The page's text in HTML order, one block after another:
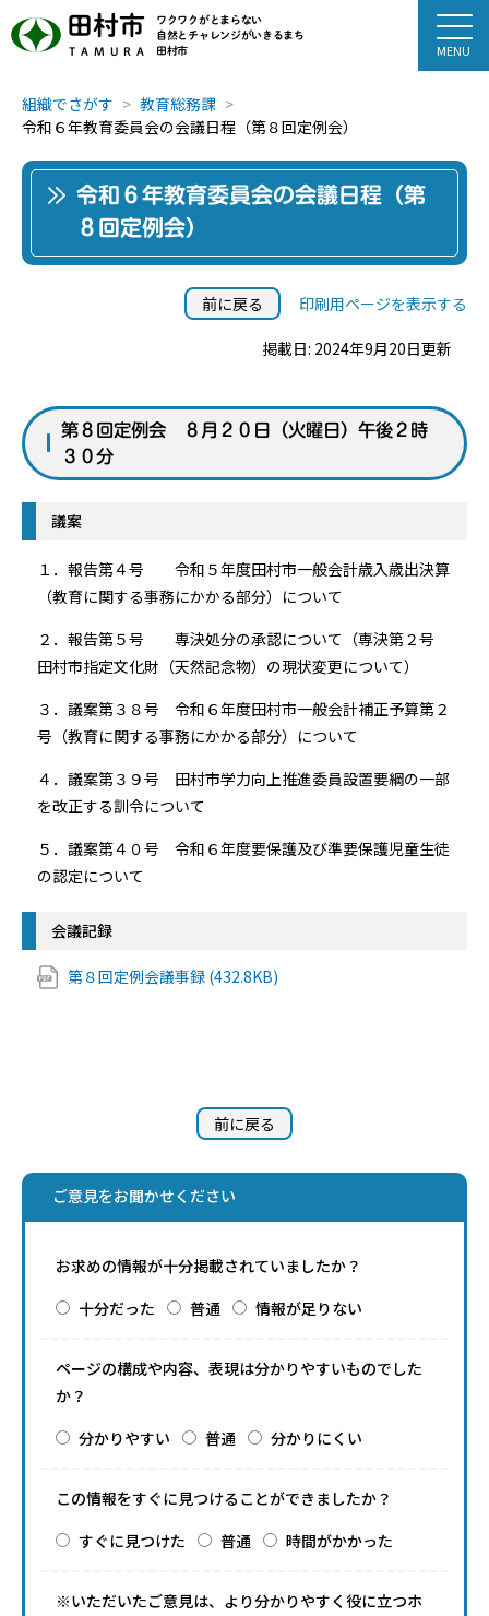
田村市
TAMURA
ワクワクがとまらない
自然とチャレンジがいきるまち
田村市
組織でさがす
教育総務課
令和６年教育委員会の会議日程（第８回定例会）
令和６年教育委員会の会議日程（第
８回定例会）
前に戻る 印刷用ページを表示する
掲載日: 2024年9月20日更新
第８回定例会 ８月２０日（火曜日）午後２時
３０分
議案
１．報告第４号 令和５年度田村市一般会計歳入歳出決算
（教育に関する事務にかかる部分）について
２．報告第５号 専決処分の承認について（専決第２号
田村市指定文化財（天然記念物）の現状変更について）
３．議案第３８号 令和６年度田村市一般会計補正予算第２
号（教育に関する事務にかかる部分）について
４．議案第３９号 田村市学力向上推進委員設置要綱の一部
を改正する訓令について
５．議案第４０号 令和６年度要保護及び準要保護児童生徒
の認定について
会議記録
第８回定例会議事録 (432.8KB)
前に戻る
ご意見をお聞かせください
お求めの情報が十分掲載されていましたか？
十分だった
普通 情報が足りない
ページの構成や内容、表現は分かりやすいものでした
か？
分かりやすい
普通 分かりにくい
この情報をすぐに見つけることができましたか？
すぐに見つけた
普通 時間がかかった
※いただいたご意見は、より分かりやすく役に立つホ